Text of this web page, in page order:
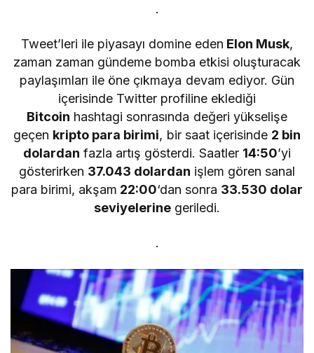
.
Tweet’leri ile piyasayı domine eden Elon Musk,
zaman zaman gündeme bomba etkisi oluşturacak
paylaşımları ile öne çıkmaya devam ediyor. Gün
içerisinde Twitter profiline eklediği
Bitcoin hashtagi sonrasında değeri yükselişe
geçen kripto para birimi, bir saat içerisinde 2 bin
dolardan fazla artış gösterdi. Saatler 14:50’yi
gösterirken 37.043 dolardan işlem gören sanal
para birimi, akşam 22:00‘dan sonra 33.530 dolar
seviyelerinegeriledi.
.